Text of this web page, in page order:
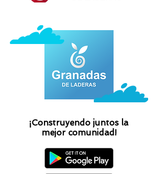
¡Construyendo juntos la
mejor comunidad!